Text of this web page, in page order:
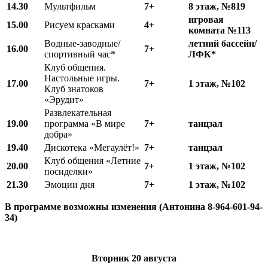
14.30 Мультфильм 7+
8 этаж, №819
15.00
Рисуем красками 4+
игровая
комната №113
16.00
Водные-заводные/
спортивный час*
7+
летний бассейн/
ЛФК*
17.00
Клуб общения.
Настольные игры.
Клуб знатоков
«Эрудит»
7+ 1 этаж, №102
19.00
Развлекательная
программа «В мире
добра»
7+ танцзал
19.40 Дискотека «Мегаулёт!» 7+
танцзал
20.00
Клуб общения «Летние
посиделки»
7+
1 этаж, №102
21.30
Эмоции дня 7+ 1 этаж, №102
В программе возможны изменения (Антонина 8-964-601-94-
34)
Вторник 20 августа